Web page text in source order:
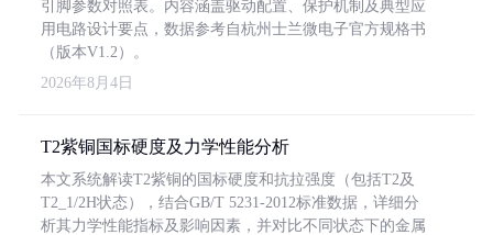
引脚参数对照表。内容涵盖驱动配置、保护机制及典型应
用电路设计要点，数据参考自杭州士兰微电子官方规格书
（版本V1.2）。
2026年8月4日
T2紫铜国标硬度及力学性能分析
本文系统解读T2紫铜的国标硬度和抗拉强度（包括T2及
T2_1/2H状态），结合GB/T 5231-2012标准数据，详细分
析其力学性能指标及影响因素，并对比不同状态下的金属